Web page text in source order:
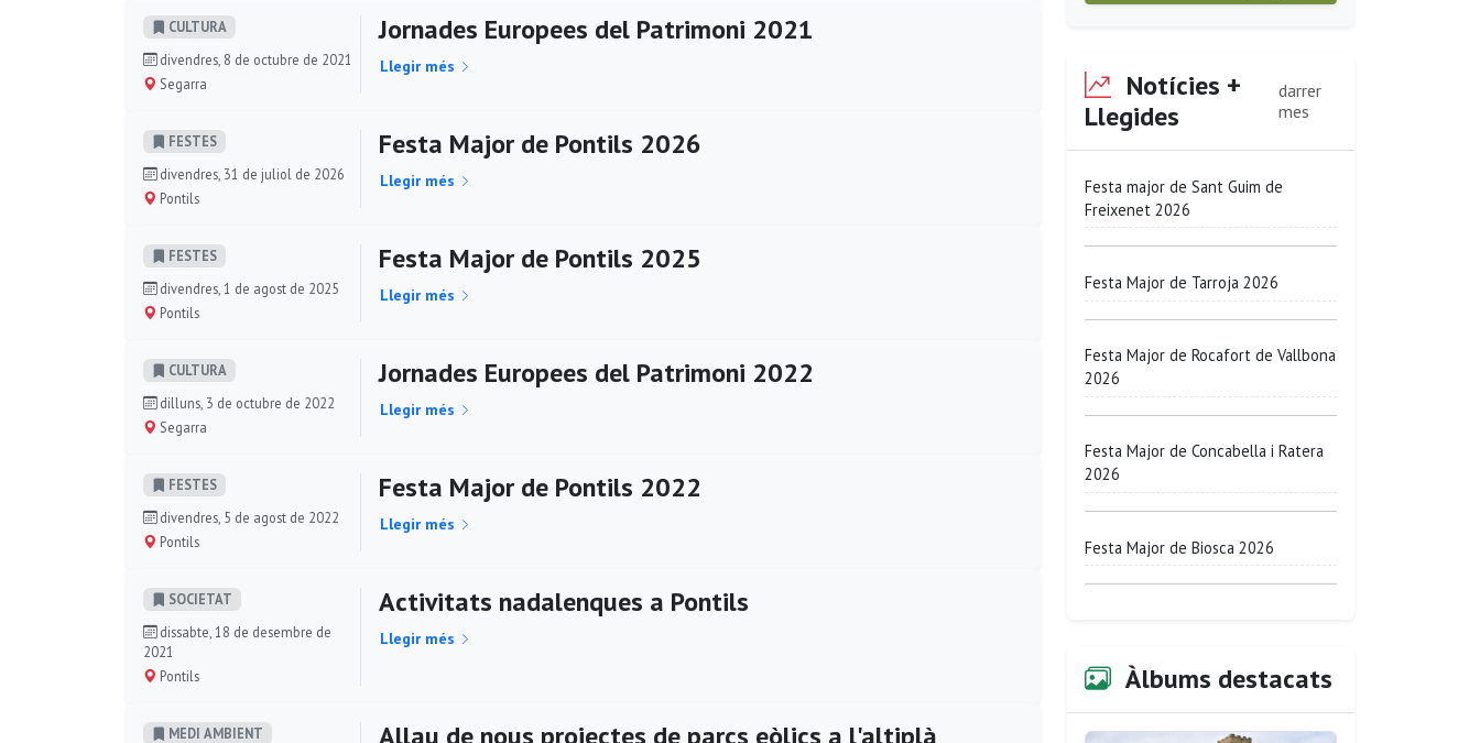
CULTURA
divendres, 8 de octubre de 2021
Segarra
Jornades Europees del Patrimoni 2021
Llegir més
FESTES
divendres, 31 de juliol de 2026
Pontils
Festa Major de Pontils 2026
Llegir més
FESTES
divendres, 1 de agost de 2025
Pontils
Festa Major de Pontils 2025
Llegir més
CULTURA
dilluns, 3 de octubre de 2022
Segarra
Jornades Europees del Patrimoni 2022
Llegir més
FESTES
divendres, 5 de agost de 2022
Pontils
Festa Major de Pontils 2022
Llegir més
SOCIETAT
dissabte, 18 de desembre de
2021
Pontils
Activitats nadalenques a Pontils
Llegir més
MEDI AMBIENT
Allau de nous projectes de parcs eòlics a l'altiplà
Notícies +
Llegides
darrer
mes
Festa major de Sant Guim de
Freixenet 2026
Festa Major de Tarroja 2026
Festa Major de Rocafort de Vallbona
2026
Festa Major de Concabella i Ratera
2026
Festa Major de Biosca 2026
Àlbums destacats